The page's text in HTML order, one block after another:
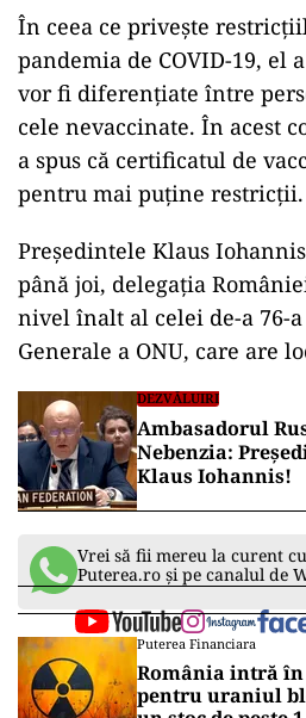
În ceea ce priveşte
pandemia de COVID-19, el
vor fi diferenţiate între
cele nevaccinate. În acest
a spus că certificatul de
pentru mai puţine restricţii.
ad
Preşedintele Klaus
până joi, delegaţia
nivel înalt al celei de-a 76-
Generale a ONU, care are